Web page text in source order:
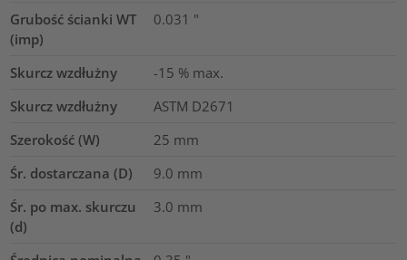
Grubość ścianki WT
(imp)
0.031 "
Skurcz wzdłużny
-15 % max.
Skurcz wzdłużny
ASTM D2671
Szerokość (W)
25 mm
Śr. dostarczana (D)
9.0 mm
Śr. po max. skurczu
(d)
3.0 mm